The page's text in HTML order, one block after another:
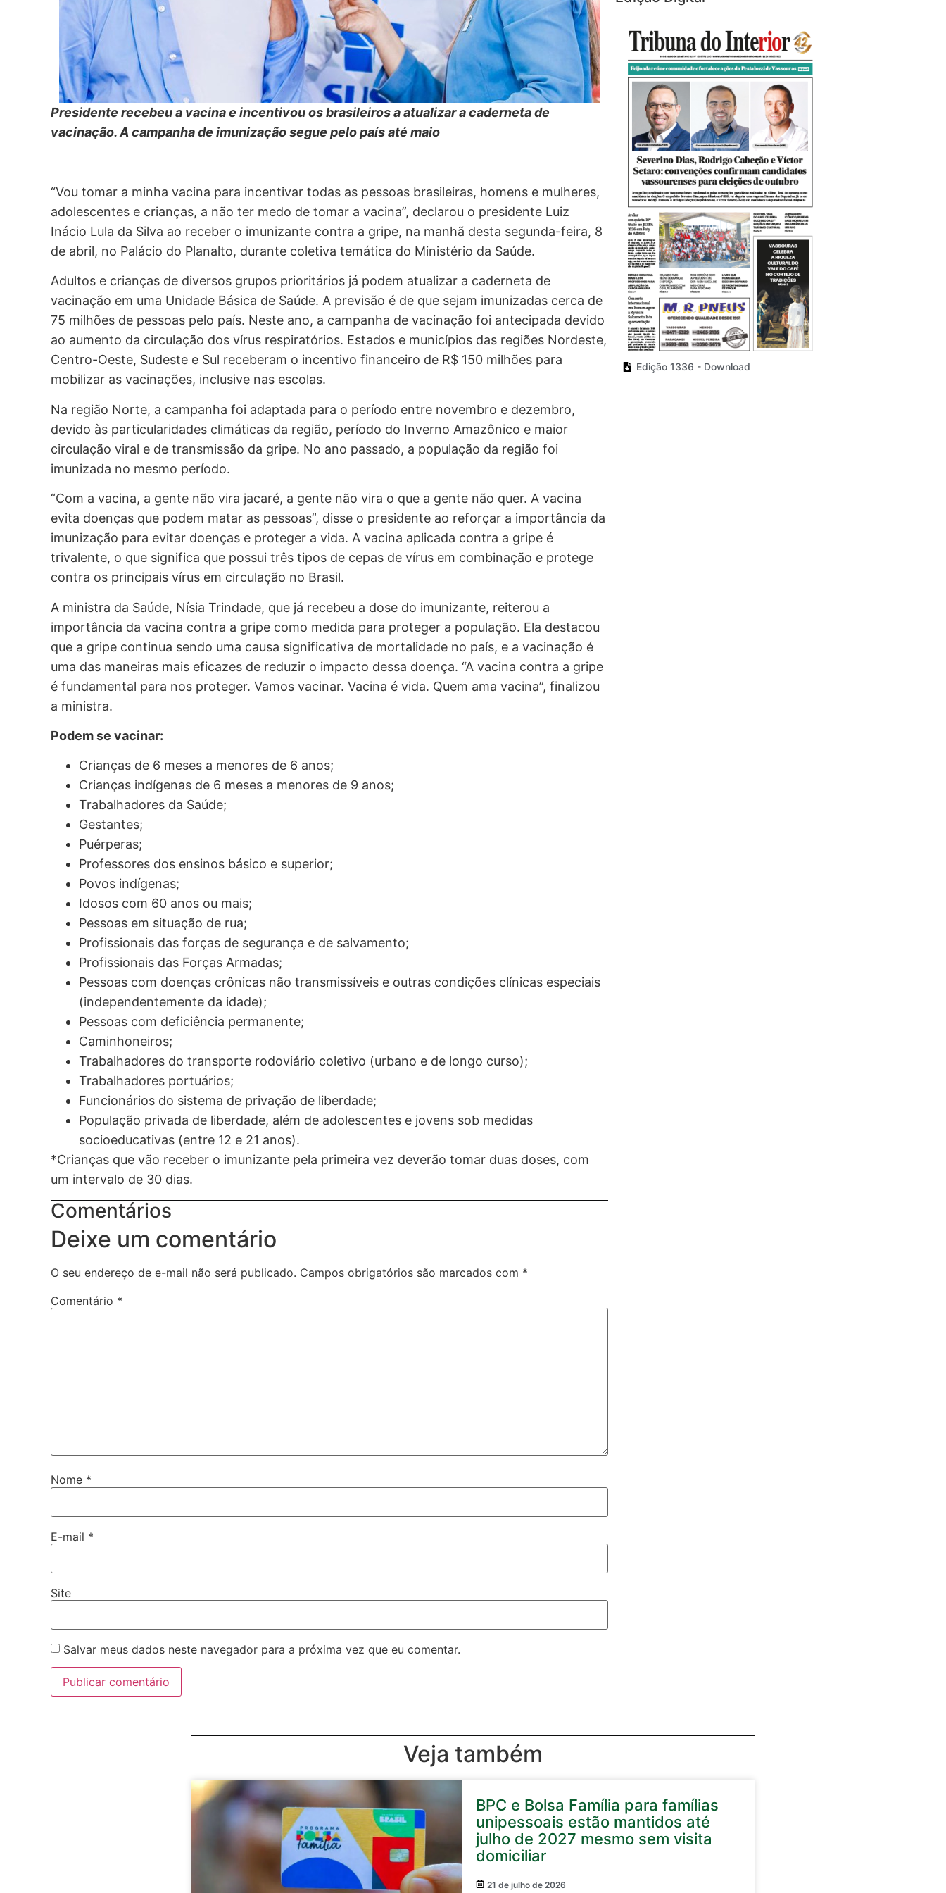
Presidente recebeu a vacina e incentivou os brasileiros a atualizar a caderneta de
vacinação. A campanha de imunização segue pelo país até maio
“Vou tomar a minha vacina para incentivar todas as pessoas brasileiras, homens e mulheres,
adolescentes e crianças, a não ter medo de tomar a vacina”, declarou o presidente Luiz
Inácio Lula da Silva ao receber o imunizante contra a gripe, na manhã desta segunda-feira, 8
de abril, no Palácio do Planalto, durante coletiva temática do Ministério da Saúde.
Adultos e crianças de diversos grupos prioritários já podem atualizar a caderneta de
vacinação em uma Unidade Básica de Saúde. A previsão é de que sejam imunizadas cerca de
75 milhões de pessoas pelo país. Neste ano, a campanha de vacinação foi antecipada devido
ao aumento da circulação dos vírus respiratórios. Estados e municípios das regiões Nordeste,
Centro-Oeste, Sudeste e Sul receberam o incentivo financeiro de R$ 150 milhões para
mobilizar as vacinações, inclusive nas escolas.
Na região Norte, a campanha foi adaptada para o período entre novembro e dezembro,
devido às particularidades climáticas da região, período do Inverno Amazônico e maior
circulação viral e de transmissão da gripe. No ano passado, a população da região foi
imunizada no mesmo período.
“Com a vacina, a gente não vira jacaré, a gente não vira o que a gente não quer. A vacina
evita doenças que podem matar as pessoas”, disse o presidente ao reforçar a importância da
imunização para evitar doenças e proteger a vida. A vacina aplicada contra a gripe é
trivalente, o que significa que possui três tipos de cepas de vírus em combinação e protege
contra os principais vírus em circulação no Brasil.
A ministra da Saúde, Nísia Trindade, que já recebeu a dose do imunizante, reiterou a
importância da vacina contra a gripe como medida para proteger a população. Ela destacou
que a gripe continua sendo uma causa significativa de mortalidade no país, e a vacinação é
uma das maneiras mais eficazes de reduzir o impacto dessa doença. “A vacina contra a gripe
é fundamental para nos proteger. Vamos vacinar. Vacina é vida. Quem ama vacina”, finalizou
a ministra.
Podem se vacinar:
Crianças de 6 meses a menores de 6 anos;
Crianças indígenas de 6 meses a menores de 9 anos;
Trabalhadores da Saúde;
Gestantes;
Puérperas;
Professores dos ensinos básico e superior;
Povos indígenas;
Idosos com 60 anos ou mais;
Pessoas em situação de rua;
Profissionais das forças de segurança e de salvamento;
Profissionais das Forças Armadas;
Pessoas com doenças crônicas não transmissíveis e outras condições clínicas especiais
(independentemente da idade);
Pessoas com deficiência permanente;
Caminhoneiros;
Trabalhadores do transporte rodoviário coletivo (urbano e de longo curso);
Trabalhadores portuários;
Funcionários do sistema de privação de liberdade;
População privada de liberdade, além de adolescentes e jovens sob medidas
socioeducativas (entre 12 e 21 anos).
*Crianças que vão receber o imunizante pela primeira vez deverão tomar duas doses, com
um intervalo de 30 dias.
Comentários
Deixe um comentário
O seu endereço de e-mail não será publicado. Campos obrigatórios são marcados com *
Comentário *
Nome *
E-mail *
Site
Salvar meus dados neste navegador para a próxima vez que eu comentar.
Edição 1336 - Download
Veja também
BPC e Bolsa Família para famílias
unipessoais estão mantidos até
julho de 2027 mesmo sem visita
domiciliar
21 de julho de 2026